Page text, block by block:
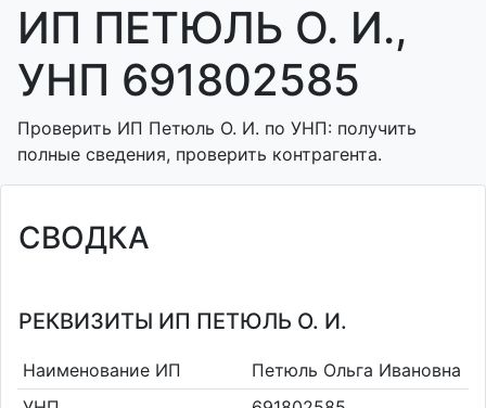
ИП ПЕТЮЛЬ О. И.,
УНП 691802585
Проверить ИП Петюль О. И. по УНП: получить
полные сведения, проверить контрагента.
СВОДКА
РЕКВИЗИТЫ ИП ПЕТЮЛЬ О. И.
Наименование ИП
Петюль Ольга Ивановна